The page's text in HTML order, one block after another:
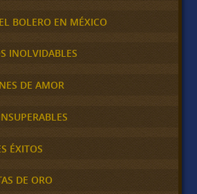
BOLERO EN MÉXICO
INOLVIDABLES
DE AMOR
ÉXITOS
DE ORO